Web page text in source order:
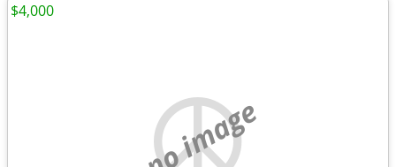
no image
$4,000